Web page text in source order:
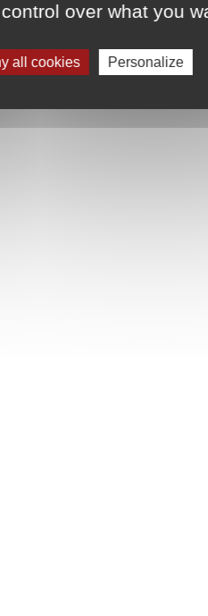
Share it on:
over what you
all cookies Personalize